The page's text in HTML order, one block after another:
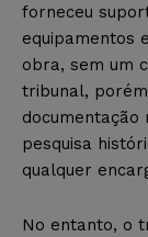
forneceu
equipamentos
obra, sem um
tribunal,
documentação
pesquisa
qualquer
No entanto, o